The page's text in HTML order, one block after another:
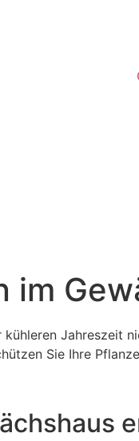
im
kühleren Jahreszeit
Sie Ihre